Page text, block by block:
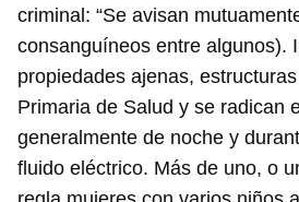
Guardar como favorito
Para poder guardar como
criminal: “Se avisan
consanguíneos entre algunos).
propiedades ajenas,
Primaria de Salud y se radican
generalmente de noche y
fluido eléctrico. Más de uno, o